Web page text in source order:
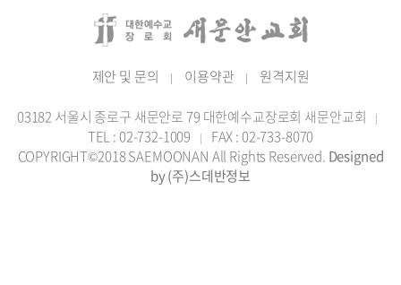
제안 및 문의 | 이용약관 | 원격지원
03182 서울시 종로구 새문안로 79 대한예수교장로회 새문안교회 |
TEL : 02-732-1009 |
FAX : 02-733-8070
COPYRIGHT©2018 SAEMOONAN All Rights Reserved. Designed
by (주)스데반정보